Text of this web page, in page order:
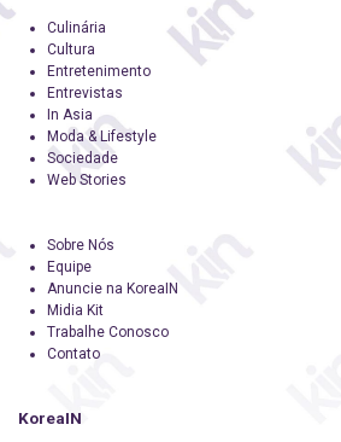
Culinária
Cultura
Entretenimento
Entrevistas
In Asia
Moda & Lifestyle
Sociedade
Web Stories
Sobre Nós
Equipe
Anuncie na KoreaIN
Midia Kit
Trabalhe Conosco
Contato
KoreaIN